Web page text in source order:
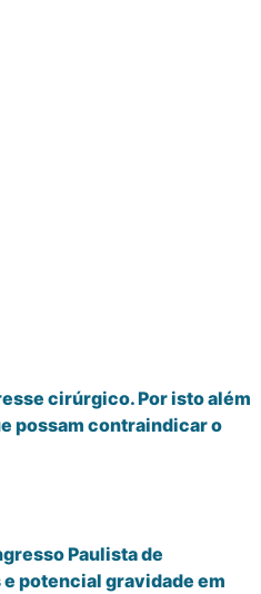
cirúrgico. Por isto além
possam contraindicar o
Paulista de
potencial gravidade em